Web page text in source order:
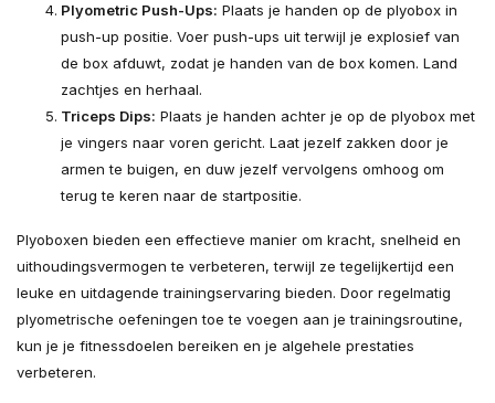
Plyometric Push-Ups: Plaats je handen op de plyobox in
push-up positie. Voer push-ups uit terwijl je explosief van
de box afduwt, zodat je handen van de box komen. Land
zachtjes en herhaal.
Triceps Dips: Plaats je handen achter je op de plyobox met
je vingers naar voren gericht. Laat jezelf zakken door je
armen te buigen, en duw jezelf vervolgens omhoog om
terug te keren naar de startpositie.
Plyoboxen bieden een effectieve manier om kracht, snelheid en
uithoudingsvermogen te verbeteren, terwijl ze tegelijkertijd een
leuke en uitdagende trainingservaring bieden. Door regelmatig
plyometrische oefeningen toe te voegen aan je trainingsroutine,
kun je je fitnessdoelen bereiken en je algehele prestaties
verbeteren.